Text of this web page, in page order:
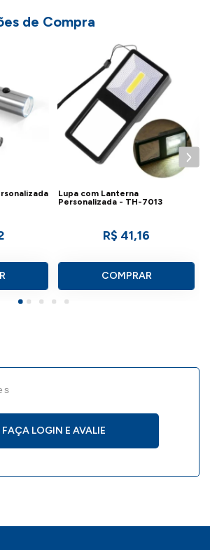
de Compra
Lupa com Lanterna
Personalizada - TH-7013
R$ 41,16
COMPRAR
FAÇA LOGIN E AVALIE